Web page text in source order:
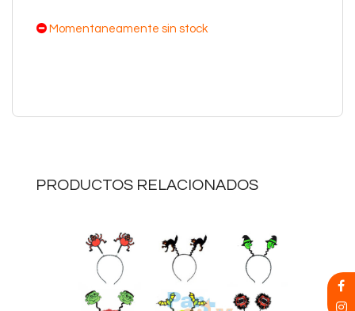
Momentaneamente sin stock
PRODUCTOS RELACIONADOS